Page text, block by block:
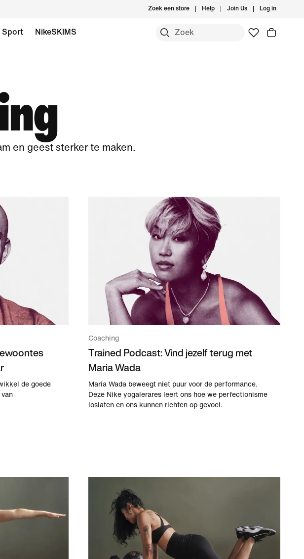
Zoek een store Help Join Us Log in
Sport NikeSKIMS
en geest sterker te maken.
de goede
Coaching
Trained Podcast: Vind jezelf terug met
Maria Wada
Maria Wada beweegt niet puur voor de performance.
Deze Nike yogalerares leert ons hoe we perfectionisme
loslaten en ons kunnen richten op gevoel.